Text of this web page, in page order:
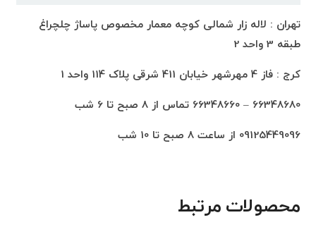
تهران : لاله زار شمالی کوچه معمار مخصوص پاساژ چلچراغ
طبقه 3 واحد 2
کرج : فاز 4 مهرشهر خیابان 411 شرقی پلاک 114 واحد 1
66348680 – 66348660 تماس از 8 صبح تا 6 شب
09125449096 از ساعت 8 صبح تا 10 شب
محصولات مرتبط